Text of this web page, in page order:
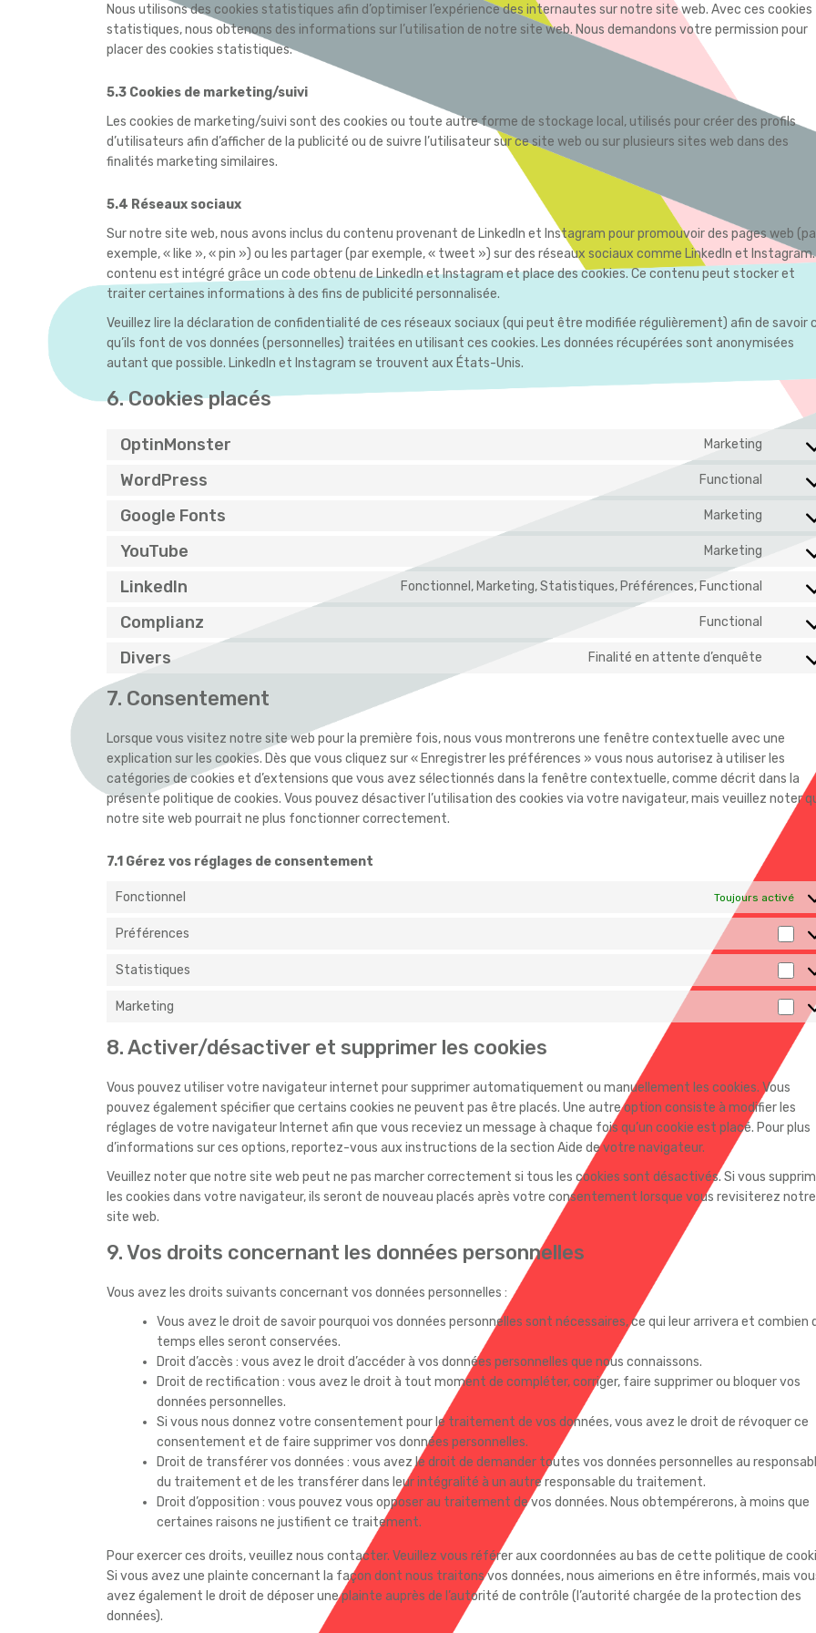
Nous utilisons des cookies statistiques afin d’optimiser l’expérience des internautes sur notre site web. Avec ces cookies
statistiques, nous obtenons des informations sur l’utilisation de notre site web. Nous demandons votre permission pour
placer des cookies statistiques.
5.3 Cookies de marketing/suivi
Les cookies de marketing/suivi sont des cookies ou toute autre forme de stockage local, utilisés pour créer des profils
d’utilisateurs afin d’afficher de la publicité ou de suivre l’utilisateur sur ce site web ou sur plusieurs sites web dans des
finalités marketing similaires.
5.4 Réseaux sociaux
Sur notre site web, nous avons inclus du contenu provenant de LinkedIn et Instagram pour promouvoir des pages web
exemple, « like », « pin ») ou les partager (par exemple, « tweet ») sur des réseaux sociaux comme LinkedIn et Instagram.
contenu est intégré grâce un code obtenu de LinkedIn et Instagram et place des cookies. Ce contenu peut stocker et
traiter certaines informations à des fins de publicité personnalisée.
Veuillez lire la déclaration de confidentialité de ces réseaux sociaux (qui peut être modifiée régulièrement) afin de savoir
qu’ils font de vos données (personnelles) traitées en utilisant ces cookies. Les données récupérées sont anonymisées
autant que possible. LinkedIn et Instagram se trouvent aux États-Unis.
6. Cookies placés
OptinMonster Marketing
service
WordPress Functional
service
Google Fonts Marketing
service
YouTube Marketing
service
LinkedIn Fonctionnel, Marketing, Statistiques, Préférences, Functional
service
Complianz Functional
service
Divers Finalité en attente d’enquête
7. Consentement
Lorsque vous visitez notre site web pour la première fois, nous vous montrerons une fenêtre contextuelle avec une
explication sur les cookies. Dès que vous cliquez sur « Enregistrer les préférences » vous nous autorisez à utiliser les
catégories de cookies et d’extensions que vous avez sélectionnés dans la fenêtre contextuelle, comme décrit dans la
présente politique de cookies. Vous pouvez désactiver l’utilisation des cookies via votre navigateur, mais veuillez noter
notre site web pourrait ne plus fonctionner correctement.
7.1 Gérez vos réglages de consentement
Fonctionnel Toujours activé
Préférences
Statistiques
Marketing
8. Activer/désactiver et supprimer les cookies
Vous pouvez utiliser votre navigateur internet pour supprimer automatiquement ou manuellement les cookies. Vous
pouvez également spécifier que certains cookies ne peuvent pas être placés. Une autre option consiste à modifier les
réglages de votre navigateur Internet afin que vous receviez un message à chaque fois qu’un cookie est placé. Pour plus
d’informations sur ces options, reportez-vous aux instructions de la section Aide de votre navigateur.
Veuillez noter que notre site web peut ne pas marcher correctement si tous les cookies sont désactivés. Si vous
les cookies dans votre navigateur, ils seront de nouveau placés après votre consentement lorsque vous revisiterez notre
site web.
9. Vos droits concernant les données personnelles
Vous avez les droits suivants concernant vos données personnelles :
Vous avez le droit de savoir pourquoi vos données personnelles sont nécessaires, ce qui leur arrivera et combien
temps elles seront conservées.
Droit d’accès : vous avez le droit d’accéder à vos données personnelles que nous connaissons.
Droit de rectification : vous avez le droit à tout moment de compléter, corriger, faire supprimer ou bloquer vos
données personnelles.
Si vous nous donnez votre consentement pour le traitement de vos données, vous avez le droit de révoquer ce
consentement et de faire supprimer vos données personnelles.
Droit de transférer vos données : vous avez le droit de demander toutes vos données personnelles au
du traitement et de les transférer dans leur intégralité à un autre responsable du traitement.
Droit d’opposition : vous pouvez vous opposer au traitement de vos données. Nous obtempérerons, à moins que
certaines raisons ne justifient ce traitement.
Pour exercer ces droits, veuillez nous contacter. Veuillez vous référer aux coordonnées au bas de cette politique de
Si vous avez une plainte concernant la façon dont nous traitons vos données, nous aimerions en être informés, mais
avez également le droit de déposer une plainte auprès de l’autorité de contrôle (l’autorité chargée de la protection des
données).